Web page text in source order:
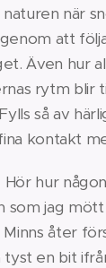
när
att
Även hur
rytm blir
så av
kontakt
hur
som jag
åter
en bit